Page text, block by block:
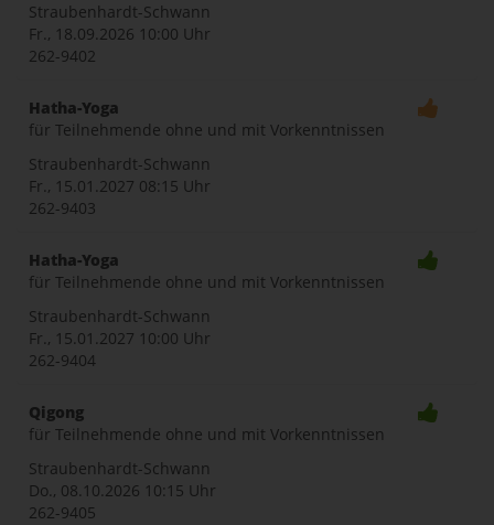
Straubenhardt-Schwann
Fr., 18.09.2026 10:00 Uhr
262-9402
Hatha-Yoga
für Teilnehmende ohne und mit Vorkenntnissen
Straubenhardt-Schwann
Fr., 15.01.2027 08:15 Uhr
262-9403
Hatha-Yoga
für Teilnehmende ohne und mit Vorkenntnissen
Straubenhardt-Schwann
Fr., 15.01.2027 10:00 Uhr
262-9404
Qigong
für Teilnehmende ohne und mit Vorkenntnissen
Straubenhardt-Schwann
Do., 08.10.2026 10:15 Uhr
262-9405